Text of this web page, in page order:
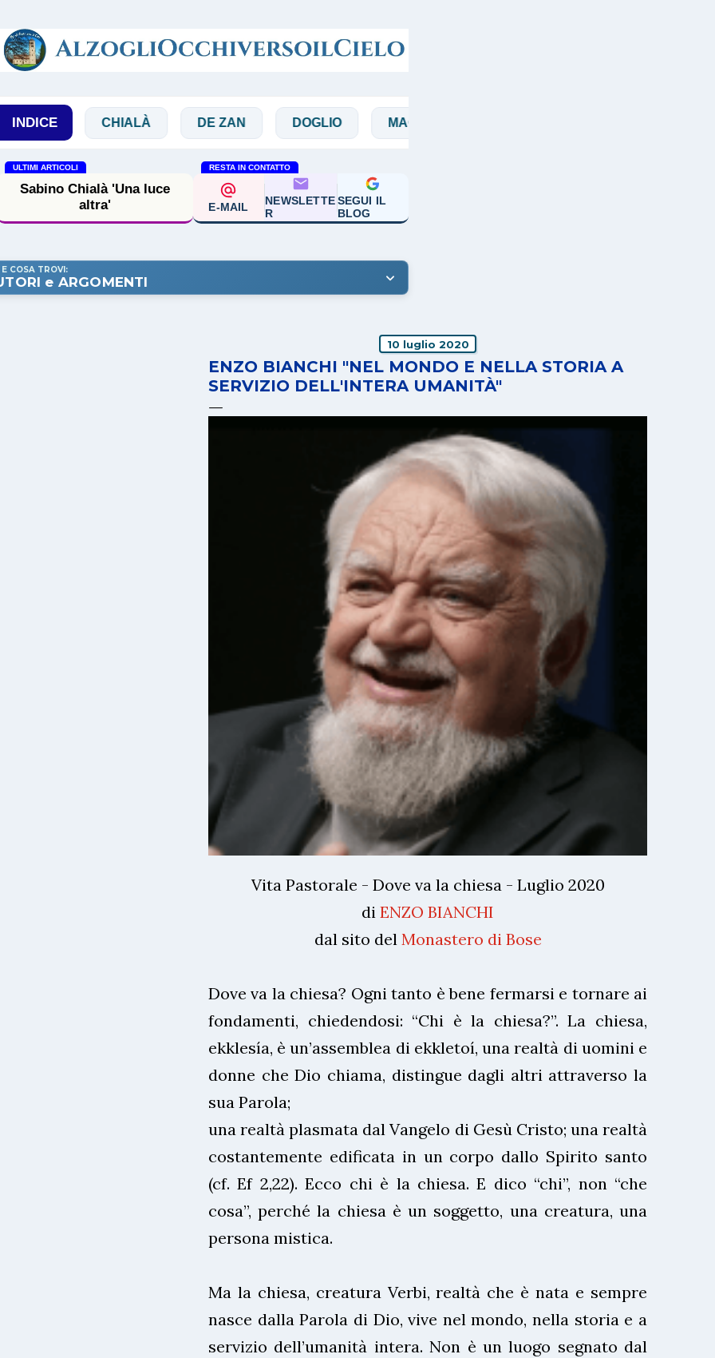
INDICECHIALÀ DE ZAN DOGLIO MAGGI
ULTIMI ARTICOLI
Sabino Chialà 'Una luce
altra'
RESTA IN CONTATTO
E-MAIL
NEWSLETTE
R
SEGUI IL
BLOG
E COSA TROVI:
e ARGOMENTI
10 luglio 2020
ENZO BIANCHI "NEL MONDO E NELLA STORIA A
SERVIZIO DELL'INTERA UMANITÀ"
Vita Pastorale - Dove va la chiesa - Luglio 2020
di ENZO BIANCHI
dal sito del Monastero di Bose
Dove va la chiesa? Ogni tanto è bene fermarsi e tornare ai
fondamenti, chiedendosi: “Chi è la chiesa?”. La chiesa,
ekklesía, è un’assemblea di ekkletoí, una realtà di uomini e
donne che Dio chiama, distingue dagli altri attraverso la
sua Parola;
una realtà plasmata dal Vangelo di Gesù Cristo; una realtà
costantemente edificata in un corpo dallo Spirito santo
(cf. Ef 2,22). Ecco chi è la chiesa. E dico “chi”, non “che
cosa”, perché la chiesa è un soggetto, una creatura, una
persona mistica.
Ma la chiesa, creatura Verbi, realtà che è nata e sempre
nasce dalla Parola di Dio, vive nel mondo, nella storia e a
servizio dell’umanità intera. Non è un luogo segnato dal